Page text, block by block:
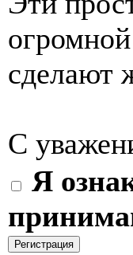
сделают
С
Я